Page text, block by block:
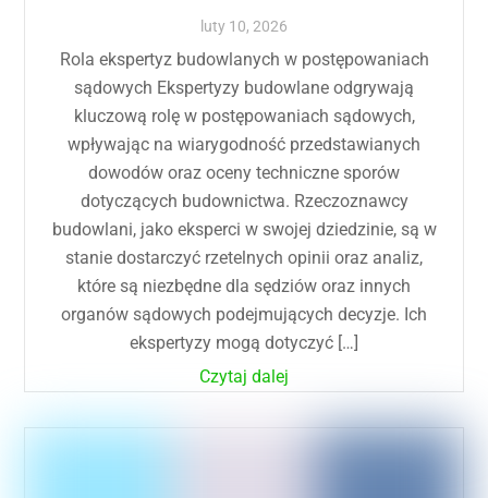
luty 10, 2026
Rola ekspertyz budowlanych w postępowaniach
sądowych Ekspertyzy budowlane odgrywają
kluczową rolę w postępowaniach sądowych,
wpływając na wiarygodność przedstawianych
dowodów oraz oceny techniczne sporów
dotyczących budownictwa. Rzeczoznawcy
budowlani, jako eksperci w swojej dziedzinie, są w
stanie dostarczyć rzetelnych opinii oraz analiz,
które są niezbędne dla sędziów oraz innych
organów sądowych podejmujących decyzje. Ich
ekspertyzy mogą dotyczyć […]
Czytaj dalej